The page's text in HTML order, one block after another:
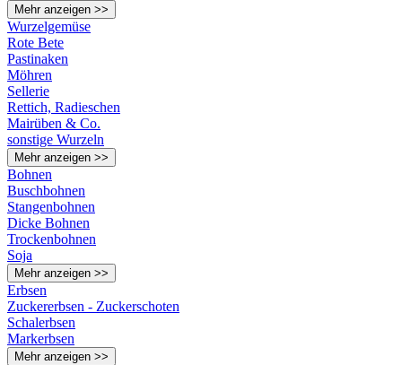
Mehr anzeigen >>
Wurzelgemüse
Rote Bete
Pastinaken
Möhren
Sellerie
Rettich, Radieschen
Mairüben & Co.
sonstige Wurzeln
Mehr anzeigen >>
Bohnen
Buschbohnen
Stangenbohnen
Dicke Bohnen
Trockenbohnen
Soja
Mehr anzeigen >>
Erbsen
Zuckererbsen - Zuckerschoten
Schalerbsen
Markerbsen
Mehr anzeigen >>